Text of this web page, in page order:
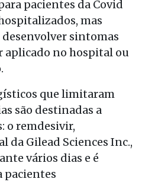
pacientes da Covid
mas
sintomas
aplicado no hospital ou
que limitaram
são destinadas a
o remdesivir,
Gilead Sciences Inc.,
vários dias e é
pacientes